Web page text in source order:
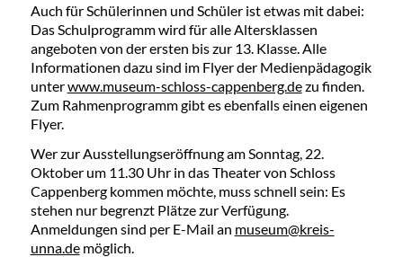
Auch für Schülerinnen und Schüler ist etwas mit dabei:
Das Schulprogramm wird für alle Altersklassen
angeboten von der ersten bis zur 13. Klasse. Alle
Informationen dazu sind im Flyer der Medienpädagogik
unterwww.museum-schloss-cappenberg.dezu finden.
Zum Rahmenprogramm gibt es ebenfalls einen eigenen
Flyer.
Wer zur Ausstellungseröffnung am Sonntag, 22.
Oktober um 11.30 Uhr in das Theater von Schloss
Cappenberg kommen möchte, muss schnell sein: Es
stehen nur begrenzt Plätze zur Verfügung.
Anmeldungen sind per E-Mail an museum@kreis-
unna.demöglich.